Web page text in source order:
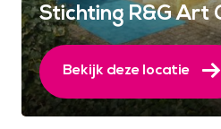
Stichting R&G Art
Bekijk deze locatie